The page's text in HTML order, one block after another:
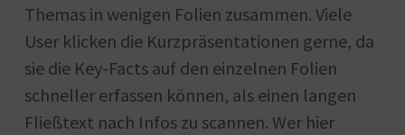
Themas in wenigen Folien zusammen. Viele
User klicken die Kurzpräsentationen gerne, da
sie die Key-Facts auf den einzelnen Folien
schneller erfassen können, als einen langen
Fließtext nach Infos zu scannen. Wer hier